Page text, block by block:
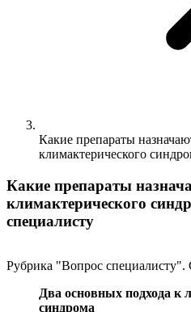
Какие препараты
климактерического
Какие препараты
климактерического
специалисту
Рубрика "Вопрос специалисту".
Два основных подхода к
синдрома